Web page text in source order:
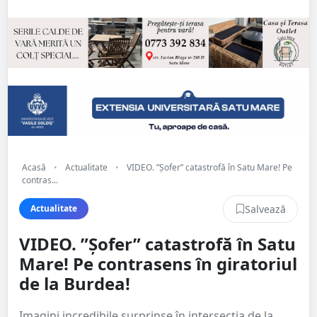
Acasă • Actualitate •
VIDEO. ”Șofer” catastrofă în Satu Mare! Pe
contras...
Actualitate Salvează
VIDEO. ”Șofer” catastrofă în Satu
Mare! Pe contrasens în giratoriul
de la Burdea!